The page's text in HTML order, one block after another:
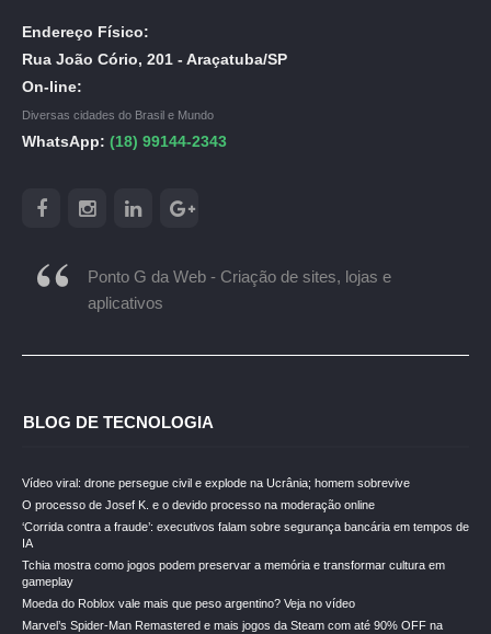
Endereço Físico:
Rua João Cório, 201 - Araçatuba/SP
On-line:
Diversas cidades do Brasil e Mundo
WhatsApp: (18) 99144-2343
Ponto G da Web - Criação de sites, lojas e
aplicativos
BLOG DE TECNOLOGIA
Vídeo viral: drone persegue civil e explode na Ucrânia; homem sobrevive
O processo de Josef K. e o devido processo na moderação online
‘Corrida contra a fraude’: executivos falam sobre segurança bancária em tempos de
IA
Tchia mostra como jogos podem preservar a memória e transformar cultura em
gameplay
Moeda do Roblox vale mais que peso argentino? Veja no vídeo
Marvel’s Spider-Man Remastered e mais jogos da Steam com até 90% OFF na